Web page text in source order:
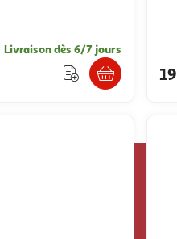
Livraison dès 6/7 jours